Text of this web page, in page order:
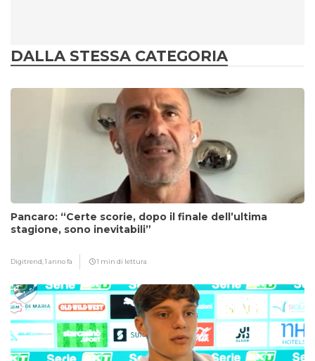
DALLA STESSA CATEGORIA
Pancaro: “Certe scorie, dopo il finale dell’ultima
stagione, sono inevitabili”
Digitrend,1 anno fa 1 min di lettura